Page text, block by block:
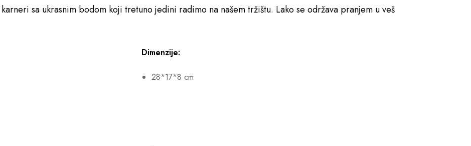
sa ukrasnim bodom koji tretuno jedini radimo na našem tržištu. Lako se održava pranjem u veš
Dimenzije:
28*17*8 cm